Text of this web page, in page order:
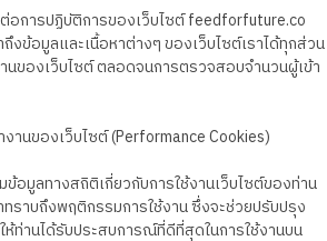
การปฏิบัติการของเว็บไซต์ feedforfuture.co
งข้อมูลและเนื้อหาต่างๆ ของเว็บไซต์เราได้ทุกส่วน
นของเว็บไซต์ ตลอดจนการตรวจสอบจำนวนผู้เข้า
านของเว็บไซต์ (Performance Cookies)
ข้อมูลทางสถิติเกี่ยวกับการใช้งานเว็บไซต์ของท่าน
ทราบถึงพฤติกรรมการใช้งาน ซึ่งจะช่วยปรับปรุง
ห้ท่านได้รับประสบการณ์ที่ดีที่สุดในการใช้งานบน